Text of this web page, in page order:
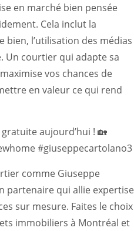
en marché bien pensée
Cela inclut la
l’utilisation des médias
Un courtier qui adapte sa
vos chances de
en valeur ce qui rend
aujourd’hui ! 🏡
#giuseppecartolano3
comme Giuseppe
partenaire qui allie expertise
sur mesure. Faites le choix
immobiliers à Montréal et